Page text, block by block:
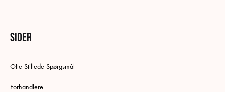
Sider
Ofte Stillede Spørgsmål
Forhandlere